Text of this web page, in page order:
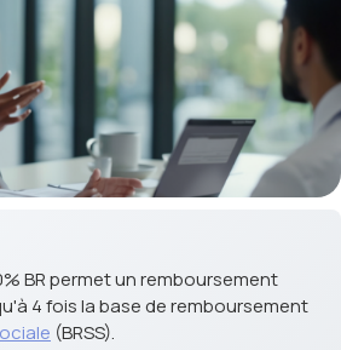
BR permet un remboursement
4 fois la base de remboursement
(BRSS).